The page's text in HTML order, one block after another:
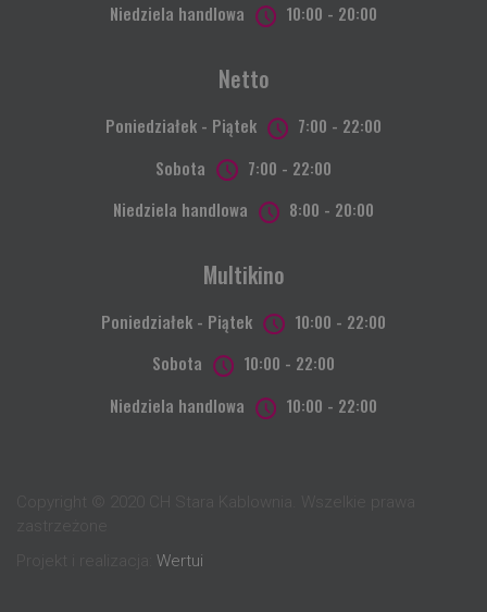
Niedziela handlowa
10:00 - 20:00
Netto
Poniedziałek - Piątek
7:00 - 22:00
Sobota
7:00 - 22:00
Niedziela handlowa
8:00 - 20:00
Multikino
Poniedziałek - Piątek
10:00 - 22:00
Sobota
10:00 - 22:00
Niedziela handlowa
10:00 - 22:00
Wertui